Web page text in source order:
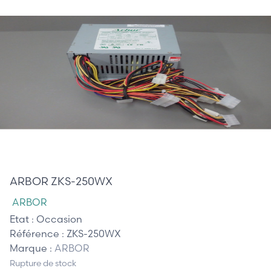
ARBOR ZKS-250WX
ARBOR
Etat : Occasion
Référence : ZKS-250WX
Marque : ARBOR
Rupture de stock